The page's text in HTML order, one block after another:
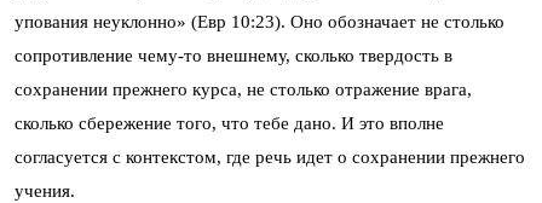
упования неуклонно» (Евр 10:23). Оно обозначает не столько
сопротивление чему-то внешнему, сколько твердость в
сохранении прежнего курса, не столько отражение врага,
сколько сбережение того, что тебе дано. И это вполне
согласуется с контекстом, где речь идет о сохранении прежнего
учения.